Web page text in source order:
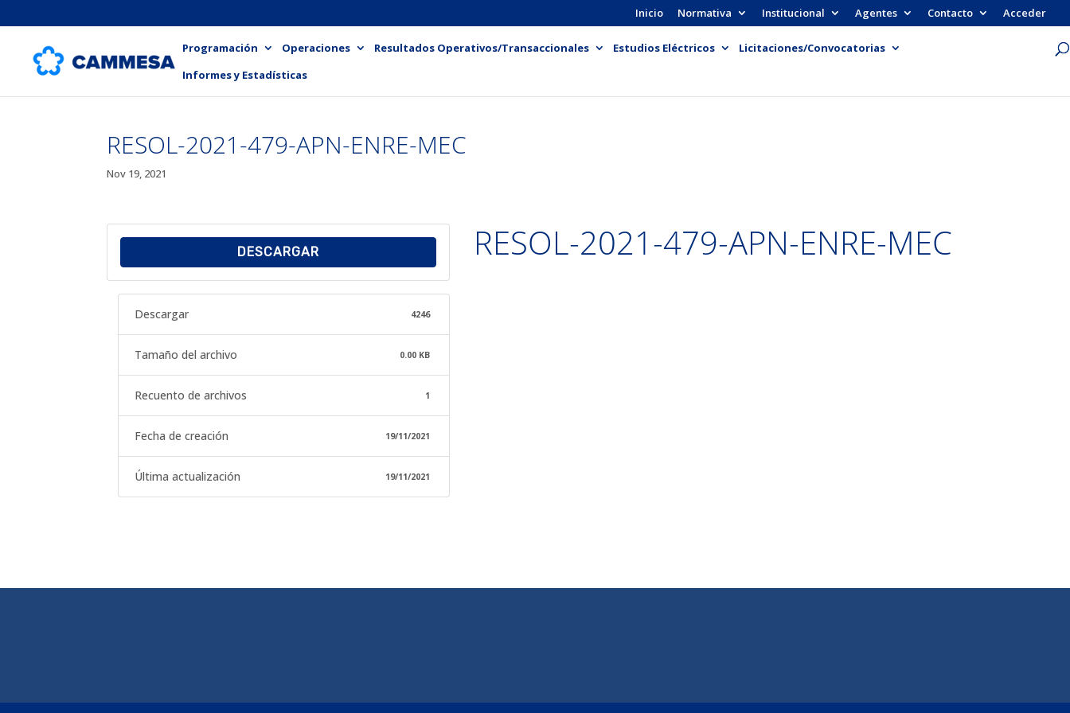
Inicio Normativa Institucional Agentes Contacto Acceder
Programación Operaciones Resultados Operativos/Transaccionales Estudios Eléctricos
Licitaciones/Convocatorias
Informes y Estadísticas
RESOL-2021-479-APN-ENRE-MEC
Nov 19, 2021
DESCARGAR
Descargar 4246
Tamaño del archivo 0.00 KB
Recuento de archivos 1
Fecha de creación 19/11/2021
Última actualización 19/11/2021
RESOL-2021-479-APN-ENRE-MEC